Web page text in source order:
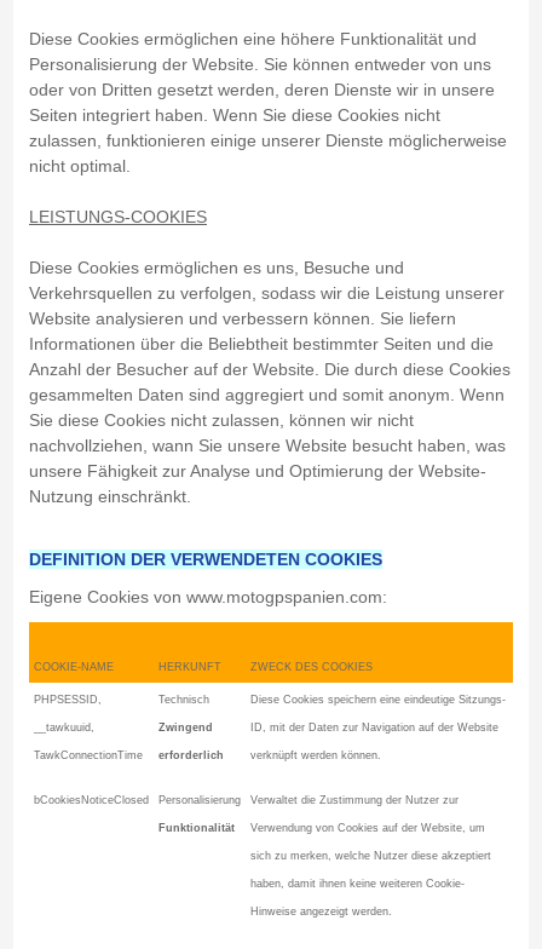
Diese Cookies ermöglichen eine höhere Funktionalität und
Personalisierung der Website. Sie können entweder von uns
oder von Dritten gesetzt werden, deren Dienste wir in unsere
Seiten integriert haben. Wenn Sie diese Cookies nicht
zulassen, funktionieren einige unserer Dienste möglicherweise
nicht optimal.
LEISTUNGS-COOKIES
Diese Cookies ermöglichen es uns, Besuche und
Verkehrsquellen zu verfolgen, sodass wir die Leistung unserer
Website analysieren und verbessern können. Sie liefern
Informationen über die Beliebtheit bestimmter Seiten und die
Anzahl der Besucher auf der Website. Die durch diese Cookies
gesammelten Daten sind aggregiert und somit anonym. Wenn
Sie diese Cookies nicht zulassen, können wir nicht
nachvollziehen, wann Sie unsere Website besucht haben, was
unsere Fähigkeit zur Analyse und Optimierung der Website-
Nutzung einschränkt.
DEFINITION DER VERWENDETEN COOKIES
Eigene Cookies von www.motogpspanien.com:
COOKIE-NAME HERKUNFT ZWECK DES COOKIES
PHPSESSID,
__tawkuuid,
TawkConnectionTime
Technisch
Zwingend
erforderlich
Diese Cookies speichern eine eindeutige Sitzungs-
ID, mit der Daten zur Navigation auf der Website
verknüpft werden können.
bCookiesNoticeClosed Personalisierung
Funktionalität
Verwaltet die Zustimmung der Nutzer zur
Verwendung von Cookies auf der Website, um
sich zu merken, welche Nutzer diese akzeptiert
haben, damit ihnen keine weiteren Cookie-
Hinweise angezeigt werden.